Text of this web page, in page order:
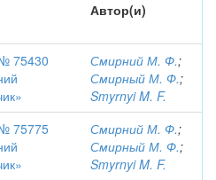
Автор(и)
75430
Смирний М. Ф.;
Смирный М. Ф.;
Smyrnyi M. F.
75775
Смирний М. Ф.;
Смирный М. Ф.;
Smyrnyi M. F.